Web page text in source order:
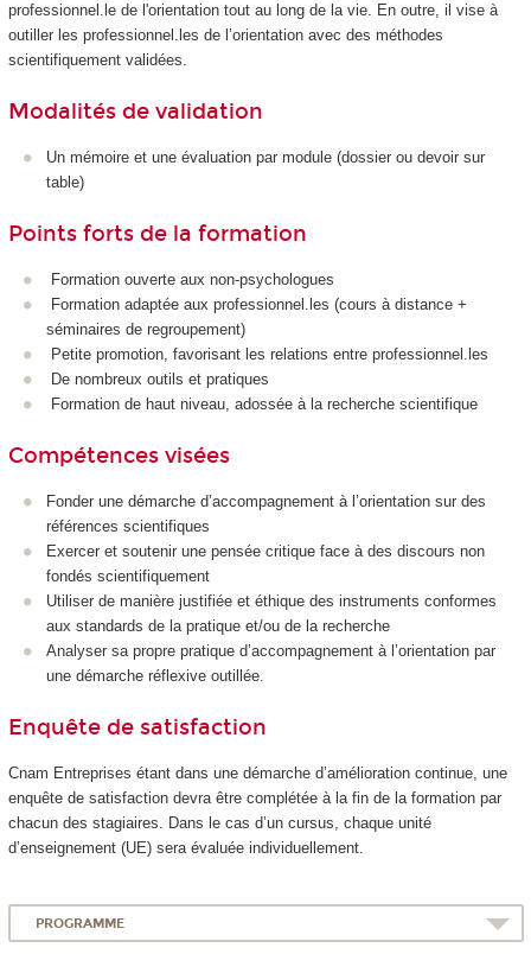
professionnel.le de l'orientation tout au long de la vie. En outre, il vise à
outiller les professionnel.les de l’orientation avec des méthodes
scientifiquement validées.
Modalités de validation
Un mémoire et une évaluation par module (dossier ou devoir sur
table)
Points forts de la formation
Formation ouverte aux non-psychologues
Formation adaptée aux professionnel.les (cours à distance +
séminaires de regroupement)
Petite promotion, favorisant les relations entre professionnel.les
De nombreux outils et pratiques
Formation de haut niveau, adossée à la recherche scientifique
Compétences visées
Fonder une démarche d’accompagnement à l’orientation sur des
références scientifiques
Exercer et soutenir une pensée critique face à des discours non
fondés scientifiquement
Utiliser de manière justifiée et éthique des instruments conformes
aux standards de la pratique et/ou de la recherche
Analyser sa propre pratique d’accompagnement à l’orientation par
une démarche réflexive outillée.
Enquête de satisfaction
Cnam Entreprises étant dans une démarche d’amélioration continue, une
enquête de satisfaction devra être complétée à la fin de la formation par
chacun des stagiaires. Dans le cas d’un cursus, chaque unité
d’enseignement (UE) sera évaluée individuellement.
PROGRAMME